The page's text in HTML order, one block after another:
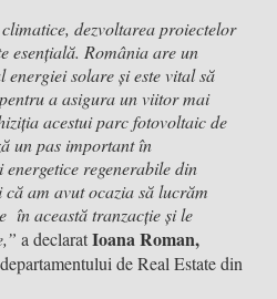
dezvoltarea proiectelor
esențială. România are un
solare și este vital să
a asigura un viitor mai
acestui parc fotovoltaic de
un pas important în
regenerabile din
că am avut ocazia să lucrăm
în această tranzacțieși le
a declaratIoana Roman,
de Real Estate din